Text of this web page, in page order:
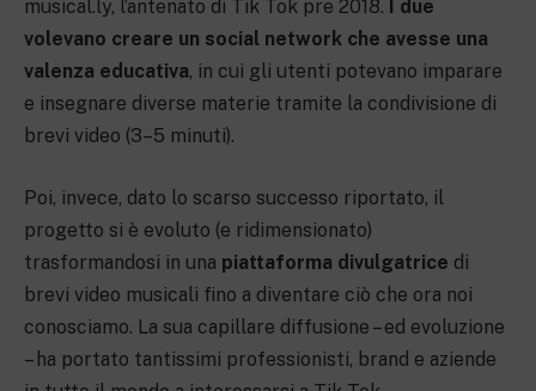
musical.ly, l’antenato di Tik Tok pre 2018.
I due
volevano creare un social network che avesse una
valenza educativa, in cui gli utenti potevano imparare
e insegnare diverse materie tramite la condivisione di
brevi video (3–5 minuti).
Poi, invece, dato lo scarso successo riportato, il
progetto si è evoluto (e ridimensionato)
trasformandosi in una piattaforma divulgatrice di
brevi video musicali fino a diventare ciò che ora noi
conosciamo. La sua capillare diffusione – ed evoluzione
– ha portato tantissimi professionisti, brand e aziende